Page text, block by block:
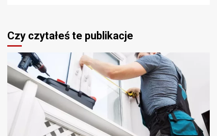
Czy czytałeś te publikacje
3 min odczytu